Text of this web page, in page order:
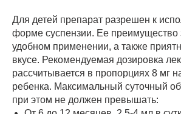
Для детей препарат разрешен к
форме суспензии. Ее преимущество
удобном применении, а также
вкусе. Рекомендуемая дозировка
рассчитывается в пропорциях 8 мг
ребенка. Максимальный суточный
при этом не должен превышать: